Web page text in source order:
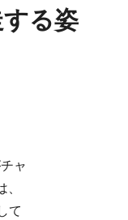
る姿
ャ
て